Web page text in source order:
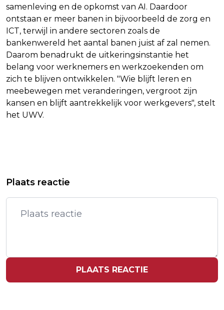
samenleving en de opkomst van AI. Daardoor
ontstaan er meer banen in bijvoorbeeld de zorg en
ICT, terwijl in andere sectoren zoals de
bankenwereld het aantal banen juist af zal nemen.
Daarom benadrukt de uitkeringsinstantie het
belang voor werknemers en werkzoekenden om
zich te blijven ontwikkelen. "Wie blijft leren en
meebewegen met veranderingen, vergroot zijn
kansen en blijft aantrekkelijk voor werkgevers", stelt
het UWV.
OM VERMEEND SEKSUEEL
ARIANA GRANDE IN SELECT
GEZELSCHAP MET TIENDE NUMMER
1-HIT IN VS
Plaats reactie
PLAATS REACTIE